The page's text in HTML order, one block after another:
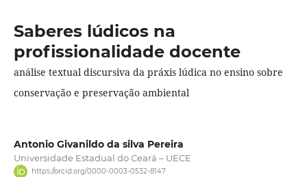
Saberes lúdicos na
profissionalidade docente
análise textual discursiva da práxis lúdica no ensino sobre
conservação e preservação ambiental
Antonio Givanildo da silva Pereira
Universidade Estadual do Ceará – UECE
https://orcid.org/0000-0003-0532-8147